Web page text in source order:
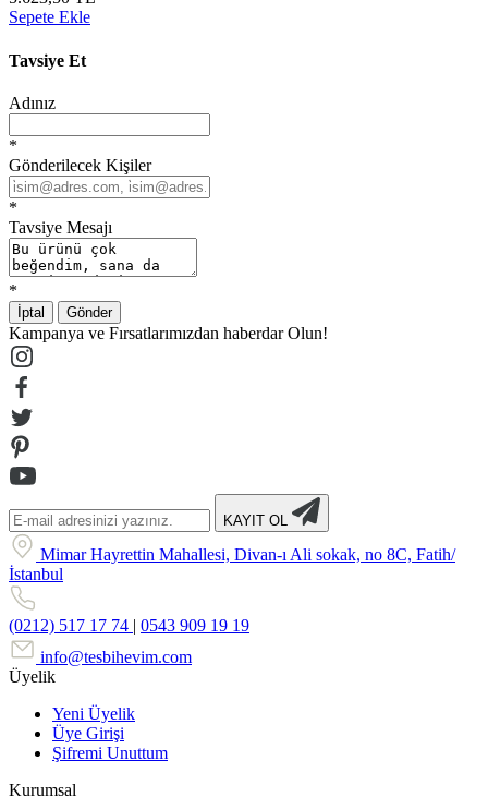
Sepete Ekle
Tavsiye Et
Adınız
*
Gönderilecek Kişiler
*
Tavsiye Mesajı
*
İptal Gönder
Kampanya ve Fırsatlarımızdan haberdar Olun!
KAYIT OL
Mimar Hayrettin Mahallesi, Divan-ı Ali sokak, no 8C, Fatih/
İstanbul
(0212) 517 17 74 | 0543 909 19 19
info@tesbihevim.com
Üyelik
Yeni Üyelik
Üye Girişi
Şifremi Unuttum
Kurumsal